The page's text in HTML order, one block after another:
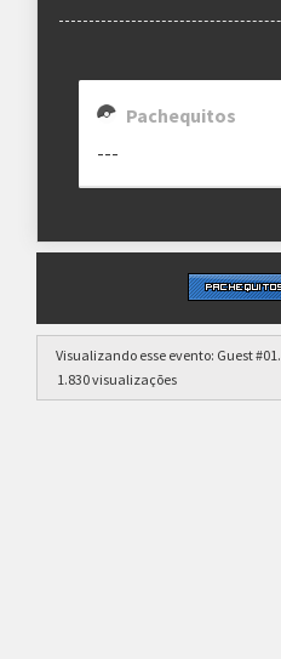
Pachequitos
---
Visualizando esse evento: Guest #01.
1.830 visualizações